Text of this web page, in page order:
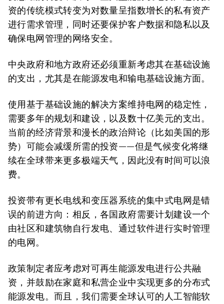
资的传统模式转变为对数量呈指数增长的私有资产
进行需求管理，同时还要保护客户数据和隐私以及
确保电网管理的网络安全。
中央政府和地方政府还必须重新考虑其在基础设施
的支出，尤其是在能源发电和输电基础设施方面。
使用基于基础设施的解决方案维持电网的稳定性，
需要多年的规划和建设，以及数十亿美元的支出。
当前的经济背景和漫长的政治辩论（比如美国的形
势）可能会减缓所需的投资——但是气候变化将继
续在全球带来更多极端天气，因此没有时间可以浪
费。
投资带有更长电线和变压器系统的集中式电网是错
误的前进方向：相反，各国政府需要计划建设一个
由社区和建筑物自行发电、通过软件进行实时管理
的电网。
政策制定者应考虑对可再生能源发电进行公共融
资，并鼓励在家庭和私营企业中实现更多的分布式
能源发电。而且，我们需要全球认可的人工智能软